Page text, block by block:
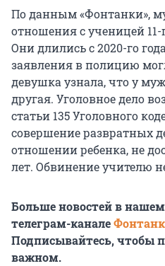
По данным «Фонтанки»,
отношения с ученицей
Они длились с 2020-го
заявления в полицию
девушка узнала, что у
другая. Уголовное дело
статьи 135 Уголовного
совершение развратных
отношении ребенка, не
лет. Обвинение учителю
Больше новостей в
телеграм-канале
Подписывайтесь, чтобы
важном.